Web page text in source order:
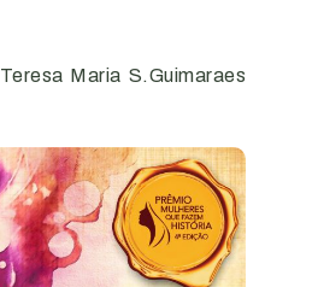
Teresa Maria S.Guimaraes